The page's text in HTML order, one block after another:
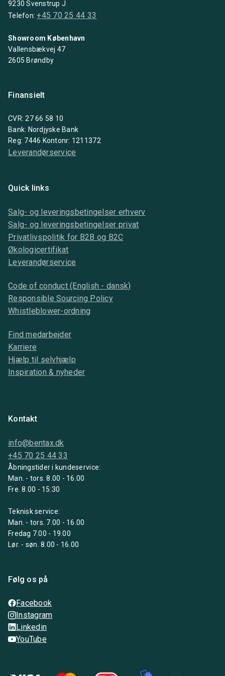
9230 Svenstrup J
Telefon:+45 70 25 44 33
Showroom København
Vallensbækvej 47
2605 Brøndby
Finansielt
CVR: 27 66 58 10
Bank: Nordjyske Bank
Reg: 7446 Kontonr: 1211372
Leverandørservice
Quick links
Salg- og leveringsbetingelser erhverv
Salg- og leveringsbetingelser privat
Privatlivspolitik for B2B og B2C
Økologicertifikat
Leverandørservice
Code of conduct (English - dansk)
Responsible Sourcing Policy
Whistleblower-ordning
Find medarbejder
Karriere
Hjælp til selvhjælp
Inspiration & nyheder
Kontakt
info@bentax.dk
+45 70 25 44 33
Åbningstider i kundeservice:
Man. - tors. 8.00 - 16.00
Fre. 8.00 - 15:30
Teknisk service:
Man. - tors. 7.00 - 16.00
Fredag 7.00 - 19.00
Lør. - søn. 8.00 - 16.00
Følg os på
Facebook
Instagram
Linkedin
YouTube